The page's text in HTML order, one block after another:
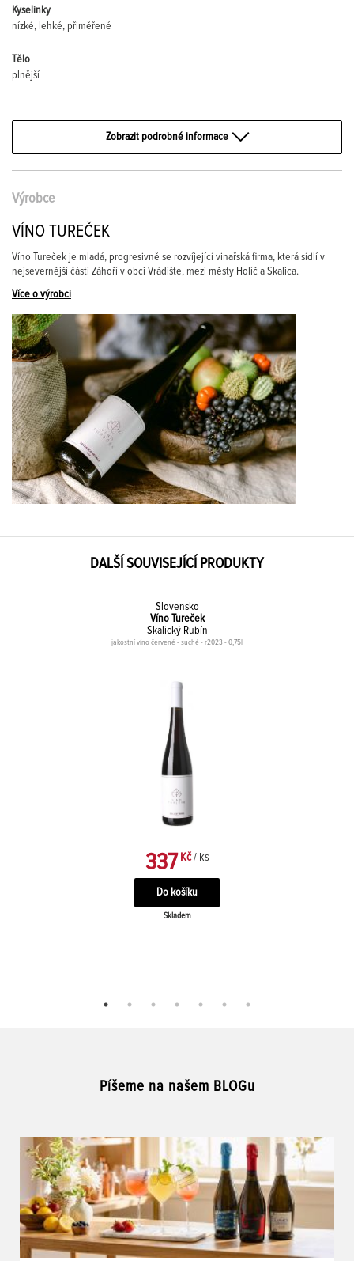
Kyselinky
nízké, lehké, přiměřené
Tělo
plnější
Zobrazit podrobné informace
Výrobce
VÍNO TUREČEK
Víno Tureček je mladá, progresivně se rozvíjející vinařská firma, která sídlí v
nejsevernější části Záhoří v obci Vrádište, mezi městy Holíč a Skalica.
Více o výrobci
DALŠÍ SOUVISEJÍCÍ PRODUKTY
Slovensko
Víno Tureček
Skalický Rubín
jakostní víno červené - suché - r2023 - 0,75l
337Kč / ks
Skladem
Píšeme na našem BLOGu